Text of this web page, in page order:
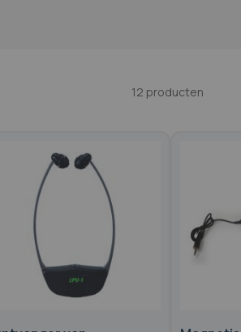
12 producten